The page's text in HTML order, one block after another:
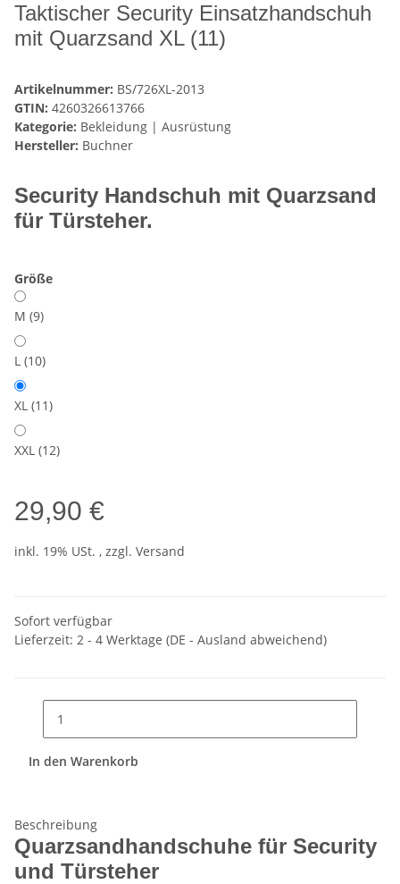
Taktischer Security Einsatzhandschuh
mit Quarzsand XL (11)
Artikelnummer: BS/726XL-2013
GTIN: 4260326613766
Kategorie: Bekleidung | Ausrüstung
Hersteller: Buchner
Security Handschuh mit Quarzsand
für Türsteher.
Größe
M (9)
L (10)
XL (11)
XXL (12)
29,90 €
inkl. 19% USt. , zzgl. Versand
Sofort verfügbar
Lieferzeit: 2 - 4 Werktage (DE - Ausland abweichend)
In den Warenkorb
Beschreibung
Quarzsandhandschuhe für Security
und Türsteher